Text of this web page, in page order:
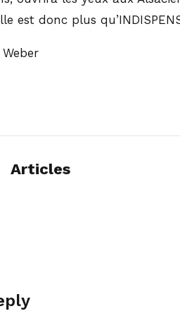
est donc plus
Articles